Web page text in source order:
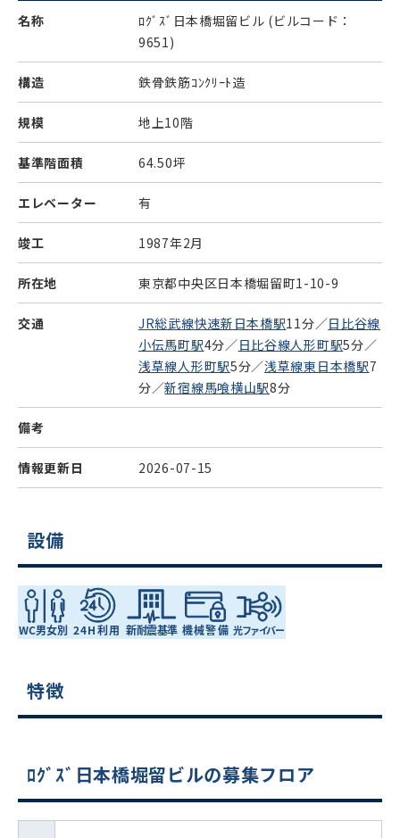
名称 ﾛｸﾞｽﾞ日本橋堀留ビル (ビルコード：
9651)
構造 鉄骨鉄筋ｺﾝｸﾘｰﾄ造
規模 地上10階
基準階面積 64.50坪
エレベーター 有
竣工 1987年2月
所在地 東京都中央区日本橋堀留町1-10-9
交通 JR総武線快速新日本橋駅11分／日比谷線
小伝馬町駅4分／日比谷線人形町駅5分／
浅草線人形町駅5分／浅草線東日本橋駅7
分／新宿線馬喰横山駅8分
備考
情報更新日 2026-07-15
設備
特徴
ﾛｸﾞｽﾞ日本橋堀留ビルの募集フロア